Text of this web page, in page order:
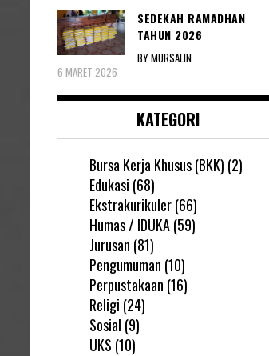
SEDEKAH RAMADHAN
TAHUN 2026
BY MURSALIN
6 MARET 2026
KATEGORI
Bursa Kerja Khusus (BKK) (2)
Edukasi (68)
Ekstrakurikuler(66)
Humas / IDUKA(59)
Jurusan (81)
Pengumuman (10)
Perpustakaan (16)
Religi (24)
Sosial (9)
UKS (10)